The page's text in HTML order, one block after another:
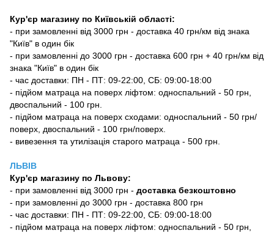
Кур'єр магазину по Київській області:
- при замовленні від 3000 грн - доставка 40 грн/км від знака
"Київ" в один бік
- при замовленні до 3000 грн - доставка 600 грн + 40 грн/км від
знака "Київ" в один бік
- час доставки: ПН - ПТ: 09-22:00, СБ: 09:00-18:00
- підйом матраца на поверх ліфтом: односпальний - 50 грн,
двоспальний - 100 грн.
- підйом матраца на поверх сходами: односпальний - 50 грн/
поверх, двоспальний - 100 грн/поверх.
- вивезення та утилізація старого матраца - 500 грн.
ЛЬВІВ
Кур'єр магазину по Львову:
- при замовленні від 3000 грн - доставка безкоштовно
- при замовленні до 3000 грн - доставка 800 грн
- час доставки: ПН - ПТ: 09-22:00, СБ: 09:00-18:00
- підйом матраца на поверх ліфтом: односпальний - 50 грн,